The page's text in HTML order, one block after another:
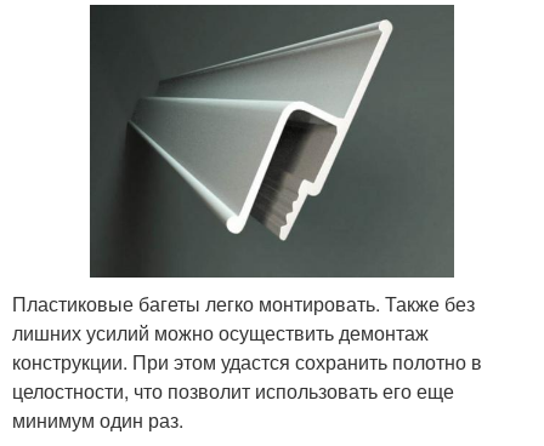
Пластиковые багеты легко монтировать. Также без
лишних усилий можно осуществить демонтаж
конструкции. При этом удастся сохранить полотно в
целостности, что позволит использовать его еще
минимум один раз.